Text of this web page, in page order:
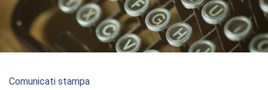
Comunicati stampa